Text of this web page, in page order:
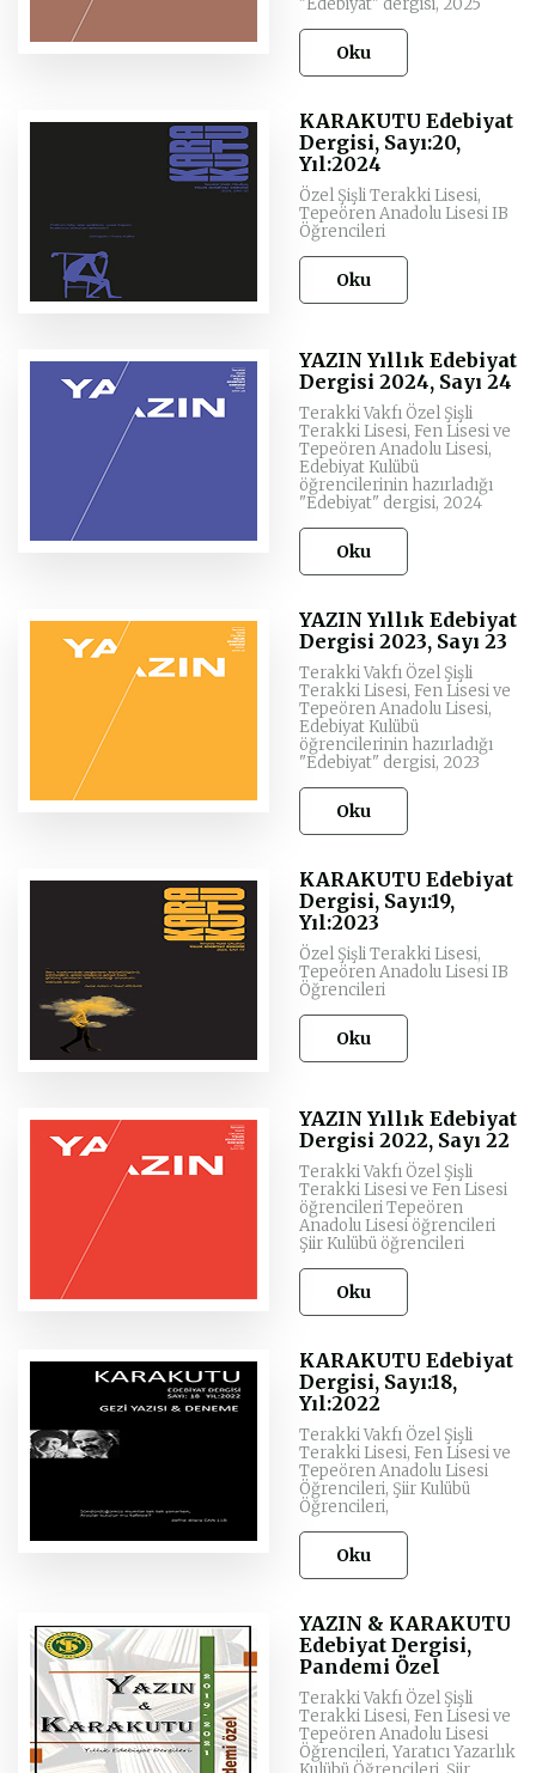
"Edebiyat" dergisi, 2025
Oku
KARAKUTU Edebiyat
Dergisi, Sayı:20,
Yıl:2024
Özel Şişli Terakki Lisesi,
Tepeören Anadolu Lisesi IB
Öğrencileri
Oku
YAZIN Yıllık Edebiyat
Dergisi 2024, Sayı 24
Terakki Vakfı Özel Şişli
Terakki Lisesi, Fen Lisesi ve
Tepeören Anadolu Lisesi,
Edebiyat Kulübü
öğrencilerinin hazırladığı
"Edebiyat" dergisi, 2024
Oku
YAZIN Yıllık Edebiyat
Dergisi 2023, Sayı 23
Terakki Vakfı Özel Şişli
Terakki Lisesi, Fen Lisesi ve
Tepeören Anadolu Lisesi,
Edebiyat Kulübü
öğrencilerinin hazırladığı
"Edebiyat" dergisi, 2023
Oku
KARAKUTU Edebiyat
Dergisi, Sayı:19,
Yıl:2023
Özel Şişli Terakki Lisesi,
Tepeören Anadolu Lisesi IB
Öğrencileri
Oku
YAZIN Yıllık Edebiyat
Dergisi 2022, Sayı 22
Terakki Vakfı Özel Şişli
Terakki Lisesi ve Fen Lisesi
öğrencileri Tepeören
Anadolu Lisesi öğrencileri
Şiir Kulübü öğrencileri
Oku
KARAKUTU Edebiyat
Dergisi, Sayı:18,
Yıl:2022
Terakki Vakfı Özel Şişli
Terakki Lisesi, Fen Lisesi ve
Tepeören Anadolu Lisesi
Öğrencileri, Şiir Kulübü
Öğrencileri,
Oku
YAZIN & KARAKUTU
Edebiyat Dergisi,
Pandemi Özel
Terakki Vakfı Özel Şişli
Terakki Lisesi, Fen Lisesi ve
Tepeören Anadolu Lisesi
Öğrencileri, Yaratıcı Yazarlık